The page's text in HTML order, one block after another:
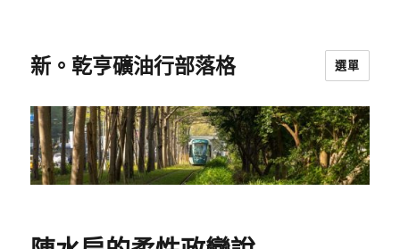
新。乾亨礦油行部落格 選單